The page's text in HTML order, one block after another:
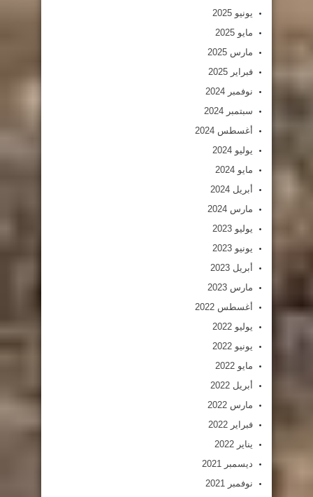
يونيو 2025
مايو 2025
مارس 2025
فبراير 2025
نوفمبر 2024
سبتمبر 2024
أغسطس 2024
يوليو 2024
مايو 2024
أبريل 2024
مارس 2024
يوليو 2023
يونيو 2023
أبريل 2023
مارس 2023
أغسطس 2022
يوليو 2022
يونيو 2022
مايو 2022
أبريل 2022
مارس 2022
فبراير 2022
يناير 2022
ديسمبر 2021
نوفمبر 2021